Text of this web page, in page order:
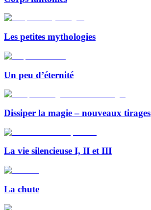
Les petites mythologies
Un peu d’éternité
Dissiper la magie – nouveaux tirages
La vie silencieuse I, II et III
La chute